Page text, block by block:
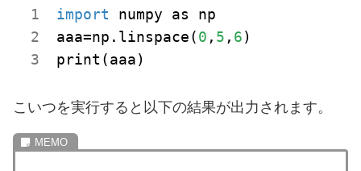
import numpy as np
aaa=np.linspace(0 , 5 , 6)
こいつを実行すると以下の結果が出力されます。